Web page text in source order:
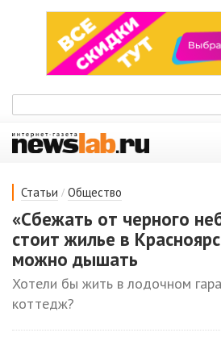
Статьи / Общество
«Сбежать от черного
стоит жилье в
можно дышать
Хотели бы жить в лодочном
коттедж?